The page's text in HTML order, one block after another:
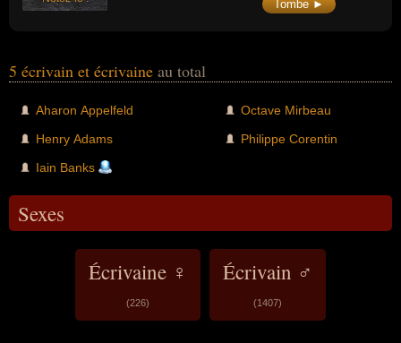
Tombe ►
5 écrivain et écrivaine au total
Aharon Appelfeld
Henry Adams
Iain Banks
Octave Mirbeau
Philippe Corentin
Sexes
Écrivaine ♀
(226)
Écrivain ♂
(1407)